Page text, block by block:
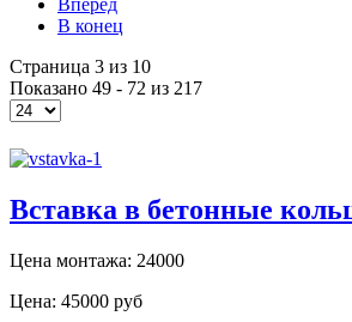
Вперёд
В конец
Страница 3 из 10
Показано 49 - 72 из 217
Вставка в бетонные
Цена монтажа: 24000
Цена: 45000 руб